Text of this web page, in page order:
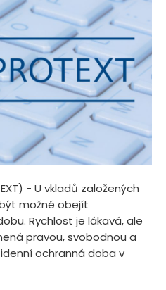
- U vkladů založených
možné obejít
Rychlost je lákavá, ale
pravou, svobodnou a
ochranná doba v